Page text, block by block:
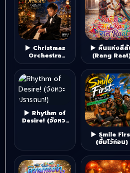
▶ Christmas
Orchestra
Music
▶ คืนแห่งสีสั
(Rang
▶ Rhythm of
Desire! (จังหวะ
▶ Smile
(ยิ้มไว้ก่อน)